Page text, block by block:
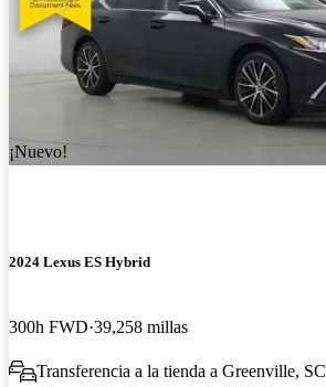
¡Nuevo!
2024 Lexus ES Hybrid
300h FWD 39,258 millas
Transferencia a la tienda a Greenville, SC